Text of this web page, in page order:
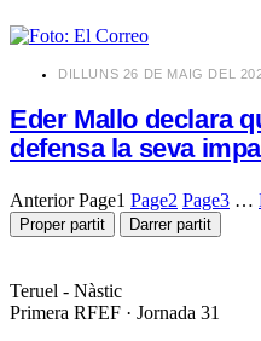
​DILLUNS 26 DE MAIG DEL
Eder Mallo declara
defensa la seva
Anterior Page1 Page2 Page3 …
Proper partit Darrer partit
Teruel - Nàstic
Primera RFEF · Jornada 31